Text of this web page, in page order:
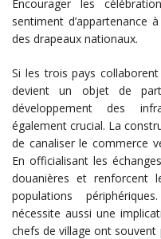
Encourager les
sentiment d’appartenance
des drapeaux nationaux.
Si les trois pays
devient un objet de
développement des
également crucial. La
de canaliser le commerce
En officialisant les
douanières et renforcent
populations
nécessite aussi une
chefs de village ont souvent